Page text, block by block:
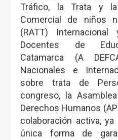
Tráfico, la Trata y la
Comercial de niños
(RATT)
Docentes de
Catamarca (A
Nacionales e
sobre trata de
congreso, la
Derechos Humanos
colaboración activa,
única forma de